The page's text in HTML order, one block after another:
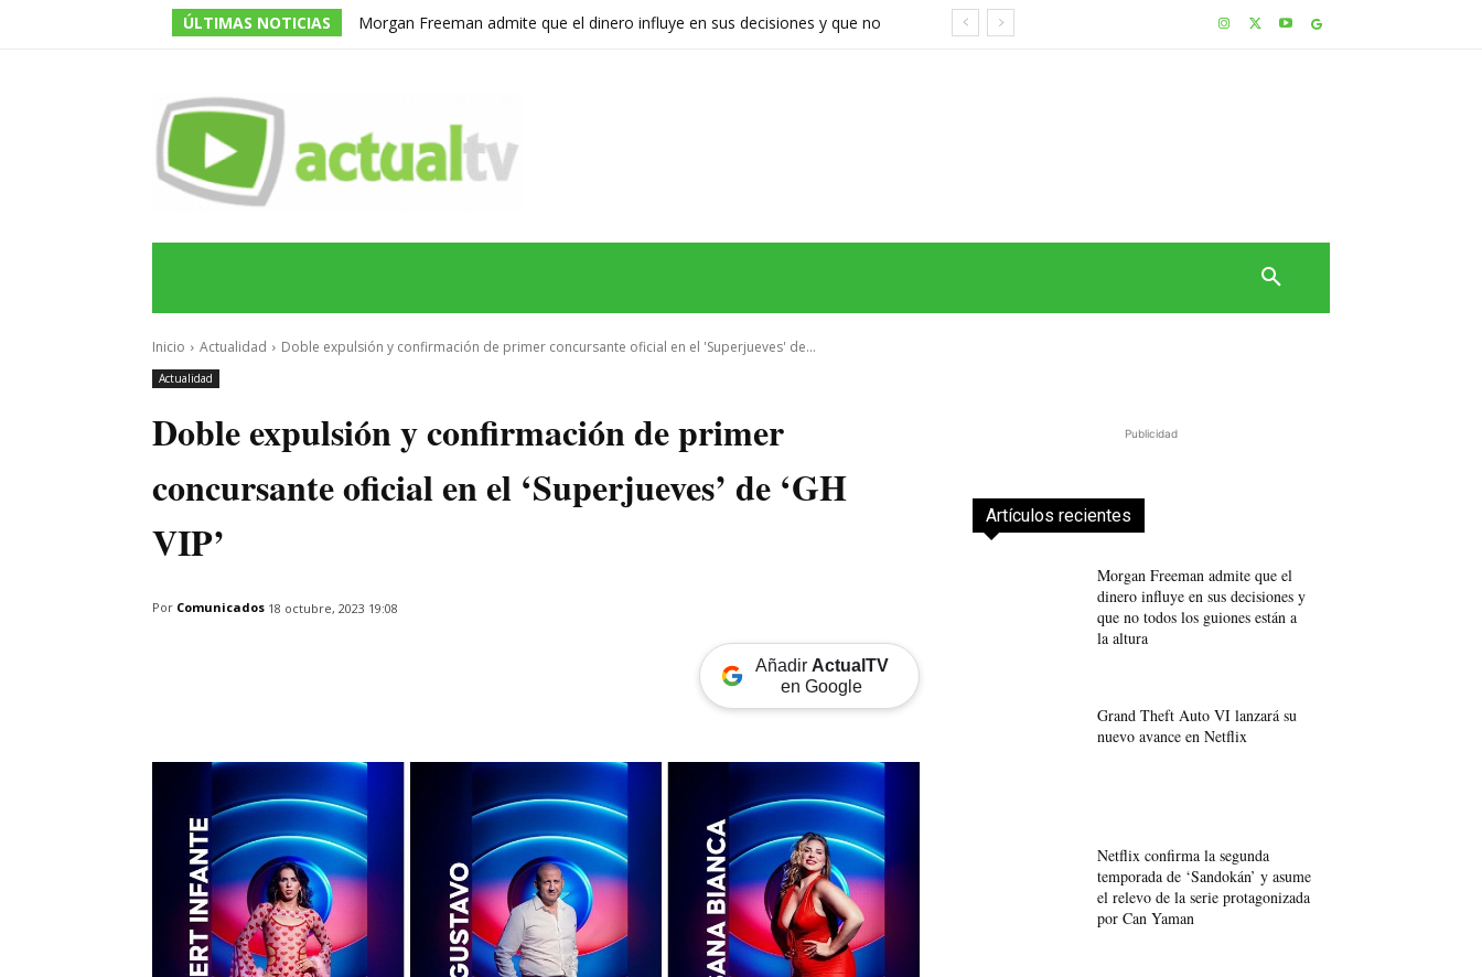
ÚLTIMAS NOTICIAS
Morgan Freeman admite que el dinero influye en sus decisiones y que no
Inicio Actualidad Doble expulsión y confirmación de primer concursante oficial en el 'Superjueves' de...
Actualidad
Doble expulsión y confirmación de primer
concursante oficial en el ‘Superjueves’ de ‘GH
VIP’
Por Comunicados 18 octubre, 2023 19:08
Añadir ActualTV
en Google
Publicidad
Artículos recientes
Morgan Freeman admite que el
dinero influye en sus decisiones y
que no todos los guiones están a
la altura
Grand Theft Auto VI lanzará su
nuevo avance en Netflix
Netflix confirma la segunda
temporada de ‘Sandokán’ y asume
el relevo de la serie protagonizada
por Can Yaman